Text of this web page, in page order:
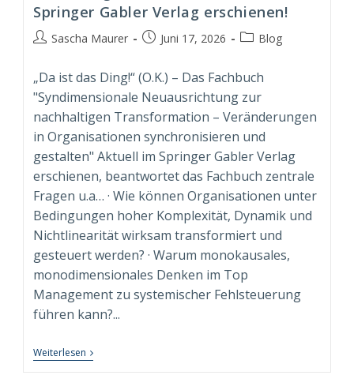
Springer Gabler Verlag erschienen!
Beitrags-
Sascha Maurer
BeitragJuni 17, 2026
Beitrags-
Blog
„Da ist das Ding!“ (O.K.) – Das Fachbuch
"Syndimensionale Neuausrichtung zur
nachhaltigen Transformation – Veränderungen
in Organisationen synchronisieren und
gestalten" Aktuell im Springer Gabler Verlag
erschienen, beantwortet das Fachbuch zentrale
Fragen u.a… · Wie können Organisationen unter
Bedingungen hoher Komplexität, Dynamik und
Nichtlinearität wirksam transformiert und
gesteuert werden? · Warum monokausales,
monodimensionales Denken im Top
Management zu systemischer Fehlsteuerung
führen kann?...
Weiterlesen “Syndimensionale
Neuausrichtung